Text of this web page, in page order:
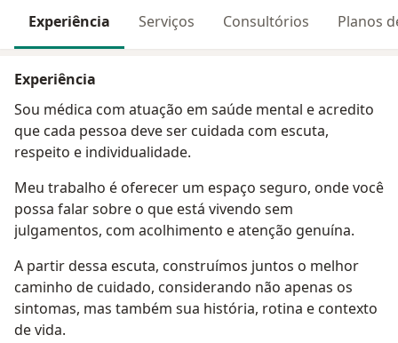
Experiência Serviços Consultórios Planos
Experiência
Sou médica com atuação em saúde mental e acredito
que cada pessoa deve ser cuidada com escuta,
respeito e individualidade.
Meu trabalho é oferecer um espaço seguro, onde você
possa falar sobre o que está vivendo sem
julgamentos, com acolhimento e atenção genuína.
A partir dessa escuta, construímos juntos o melhor
caminho de cuidado, considerando não apenas os
sintomas, mas também sua história, rotina e contexto
de vida.